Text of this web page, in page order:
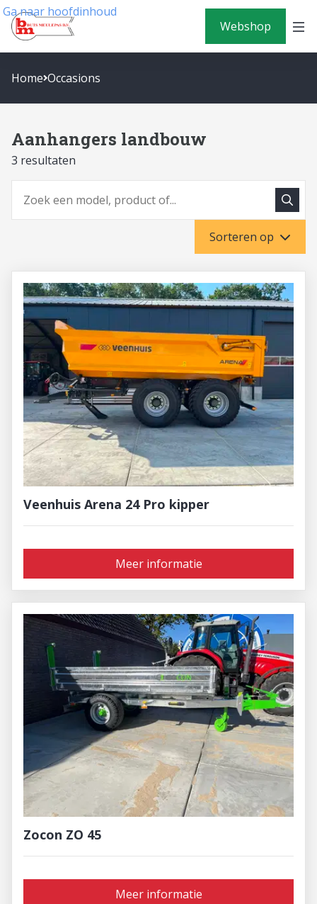
Ga naar hoofdinhoud
Webshop
Home Occasions
Aanhangers landbouw
3 resultaten
Zoeken
Sorteren op
Veenhuis Arena 24 Pro kipper
Meer informatie
Zocon ZO 45
Meer informatie